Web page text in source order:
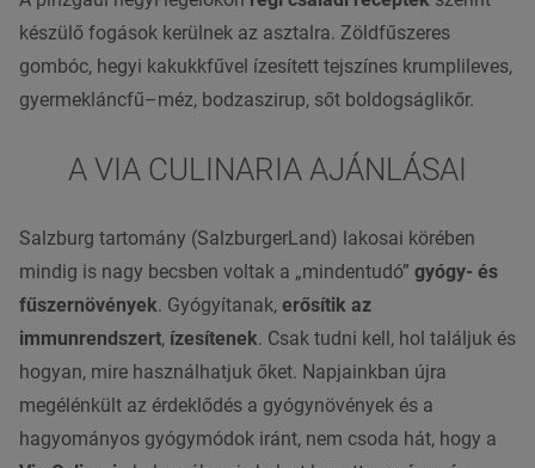
készülő fogások kerülnek az asztalra. Zöldfűszeres
gombóc, hegyi kakukkfűvel ízesített tejszínes krumplileves,
gyermekláncfű–méz, bodzaszirup, sőt boldogságlikőr.
A VIA CULINARIA AJÁNLÁSAI
Salzburg tartomány (SalzburgerLand) lakosai körében
mindig is nagy becsben voltak a „mindentudó” gyógy- és
fűszernövények. Gyógyítanak, erősítik az
immunrendszert, ízesítenek. Csak tudni kell, hol találjuk és
hogyan, mire használhatjuk őket. Napjainkban újra
megélénkült az érdeklődés a gyógynövények és a
hagyományos gyógymódok iránt, nem csoda hát, hogy a